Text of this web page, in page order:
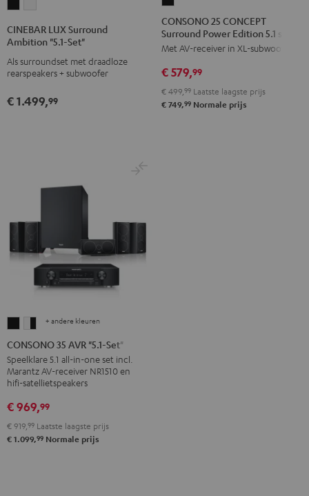
Surround
"5.1-
Zwart
Surround
"5.1-
Wit
CINEBAR LUX Surround
Ambition "5.1-Set"
Als surroundset met draadloze
rearspeakers + subwoofer
€ 1.499,99
25
CONCEPT
Surround
Power
5.1
CONSONO 25 CONCEPT
Surround Power Edition 5.1 set
Met AV-receiver in XL-subwoofer
€ 579,99
€ 499, 99 Laatste laagste prijs
€ 749,99 Normale prijs
CONSONO
35
AVR
"5.1-
Set"
Zwart
CONSONO
35
AVR
"5.1-
Set"
Wit/zwart
+ andere kleuren
CONSONO 35 AVR "5.1-Set"
Speelklare 5.1 all-in-one set incl.
Marantz AV-receiver NR1510 en
hifi-satellietspeakers
€ 969,99
€ 919, 99 Laatste laagste prijs
€ 1.099,99 Normale prijs